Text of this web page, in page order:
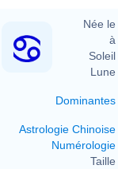
Née le
à
Soleil
Lune
Dominantes
Astrologie Chinoise
Numérologie
Taille